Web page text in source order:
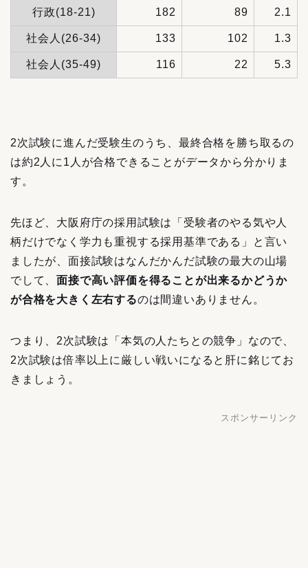
行政(18-21) 182 89 2.1
社会人(26-34) 133 102 1.3
社会人(35-49) 116 22 5.3
2次試験に進んだ受験生のうち、最終合格を勝ち取るの
は約2人に1人が合格できることがデータから分かりま
す。
先ほど、大阪府庁の採用試験は「受験者のやる気や人
柄だけでなく学力も重視する採用基準である」と言い
ましたが、面接試験はなんだかんだ試験の最大の山場
でして、面接で高い評価を得ることが出来るかどうか
が合格を大きく左右するのは間違いありません。
つまり、2次試験は「本気の人たちとの競争」なので、
2次試験は倍率以上に厳しい戦いになると肝に銘じてお
きましょう。
スポンサーリンク